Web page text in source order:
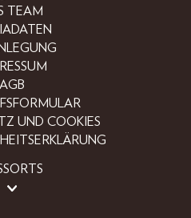
TEAM
AGB
UND COOKIES